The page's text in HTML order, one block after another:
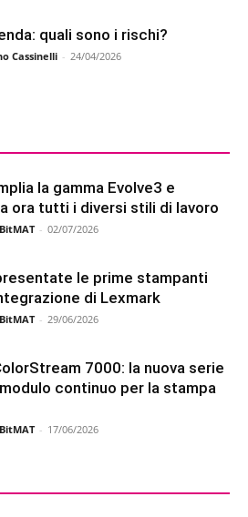
quali sono i rischi?
Cassinelli - 24/04/2026
la gamma Evolve3 e
ora tutti i diversi stili di lavoro
- 02/07/2026
le prime stampanti
di Lexmark
- 29/06/2026
7000: la nuova serie
continuo per la stampa
- 17/06/2026